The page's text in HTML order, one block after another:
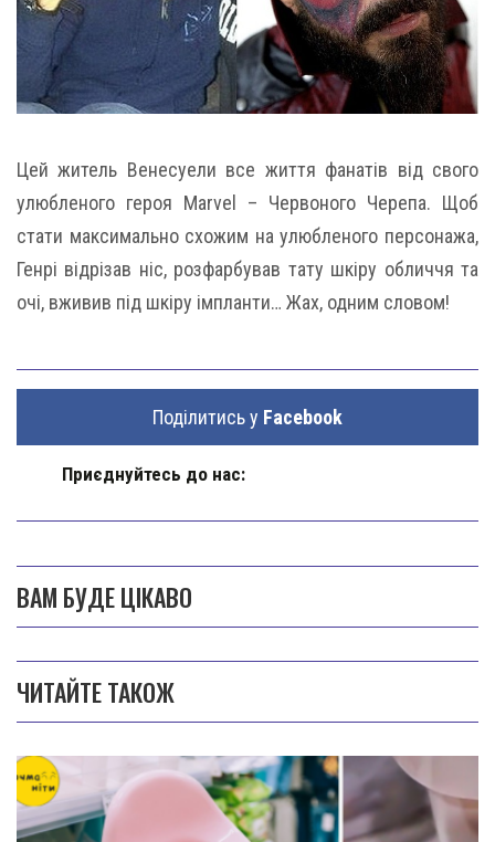
Цей житель Венесуели все життя фанатів від свого
улюбленого героя Marvel – Червоного Черепа. Щоб
стати максимально схожим на улюбленого персонажа,
Генрі відрізав ніс, розфарбував тату шкіру обличчя та
очі, вживив під шкіру імпланти… Жах, одним словом!
Поділитись у Facebook
Приєднуйтесь до нас:
ВАМ БУДЕ ЦІКАВО
ЧИТАЙТЕ ТАКОЖ